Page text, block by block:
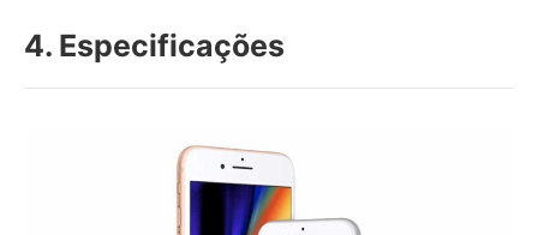
4. Especificações